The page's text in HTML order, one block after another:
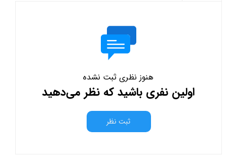
هنوز نظری ثبت نشده
اولین نفری باشید که نظر می‌دهید
ثبت نظر